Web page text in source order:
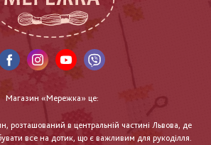
Магазин «Мережка» це:
розташований в центральній частині Львова, де
все на дотик, що є важливим для рукоділля.